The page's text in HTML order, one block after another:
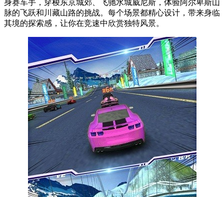
身赛车手，穿梭东京城郊、飞驰水城威尼斯，体验阿尔卑斯山
脉的飞跃和川藏山路的挑战。每个场景都精心设计，带来身临
其境的探索感，让你在竞速中欣赏独特风景。